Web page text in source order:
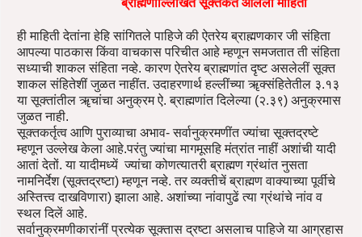
ही माहिती देतांना हेहि सांगितले पाहिजे की ऐतरेय ब्राह्मणकार जी संहिता
आपल्या पाठकास किंवा वाचकास परिचीत आहे म्हणून समजतात ती संहिता
सध्याची शाकल संहिता नव्हे. कारण ऐतरेय ब्राह्मणांत दृष्ट असलेलीं सूक्त
शाकल संहितेशीं जुळत नाहींत. उदाहरणार्थ हल्लींच्या ॠक्संहितेतील ३.१३
या सूक्तांतील ॠचांचा अनुक्रम ऐ. ब्राह्मणांत दिलेल्या (२.३९) अनुक्रमास
जुळत नाही.
सूक्तकर्तृत्व आणि पुराव्याचा अभाव- सर्वानुक्रमणींत ज्यांचा सूक्तद्रष्टे
म्हणून उल्लेख केला आहे.परंतु ज्यांचा मागमूसहि मंत्रांत नाहीं अशांची यादी
आतां देतों. या यादीमध्यें ज्यांचा कोणत्यातरी ब्राह्मण ग्रंथांत नुसता
नामनिर्देश (सूक्तद्रष्टा) म्हणून नव्हे. तर व्यक्तीचें ब्राह्मण वाक्याच्या पूर्वीचे
अस्तित्त्व दाखविणारा) झाला आहे. अशांच्या नांवापुढें त्या ग्रंथांचे नांव व
स्थल दिलें आहे.
सर्वानुक्रमणीकारांनीं प्रत्येक सूक्तास द्रष्टा असलाच पाहिजे या आग्रहास